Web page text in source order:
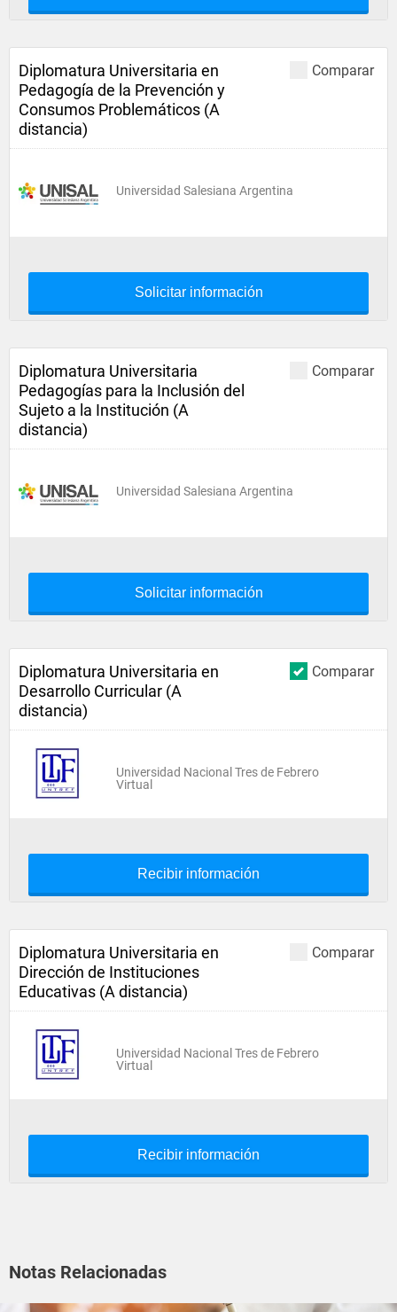
Comparar
Diplomatura Universitaria en
Pedagogía de la Prevención y
Consumos Problemáticos (A
distancia)
Universidad Salesiana Argentina
Solicitar información
Comparar
Diplomatura Universitaria
Pedagogías para la Inclusión del
Sujeto a la Institución (A
distancia)
Universidad Salesiana Argentina
Solicitar información
Comparar
Diplomatura Universitaria en
Desarrollo Curricular (A
distancia)
Universidad Nacional Tres de Febrero
Virtual
Recibir información
Comparar
Diplomatura Universitaria en
Dirección de Instituciones
Educativas (A distancia)
Universidad Nacional Tres de Febrero
Virtual
Recibir información
Notas Relacionadas